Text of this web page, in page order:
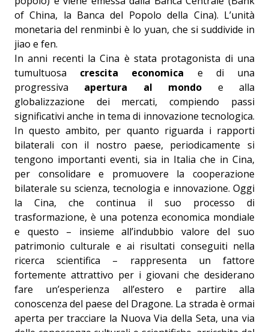
of China, la Banca del Popolo della Cina). L’unità
monetaria del renminbi è lo yuan, che si suddivide in
jiao e fen.
In anni recenti la Cina è stata protagonista di una
tumultuosa crescita economica e di una
progressiva apertura al mondo e alla
globalizzazione dei mercati, compiendo passi
significativi anche in tema di innovazione tecnologica.
In questo ambito, per quanto riguarda i rapporti
bilaterali con il nostro paese, periodicamente si
tengono importanti eventi, sia in Italia che in Cina,
per consolidare e promuovere la cooperazione
bilaterale su scienza, tecnologia e innovazione. Oggi
la Cina, che continua il suo processo di
trasformazione, è una potenza economica mondiale
e questo – insieme all’indubbio valore del suo
patrimonio culturale e ai risultati conseguiti nella
ricerca scientifica – rappresenta un fattore
fortemente attrattivo per i giovani che desiderano
fare un’esperienza all’estero e partire alla
conoscenza del paese del Dragone. La strada è ormai
aperta per tracciare la Nuova Via della Seta, una via